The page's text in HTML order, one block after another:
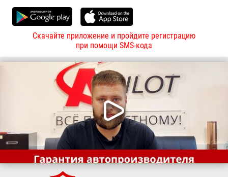
Скачайте приложение и пройдите регистрацию
при помощи SMS-кода